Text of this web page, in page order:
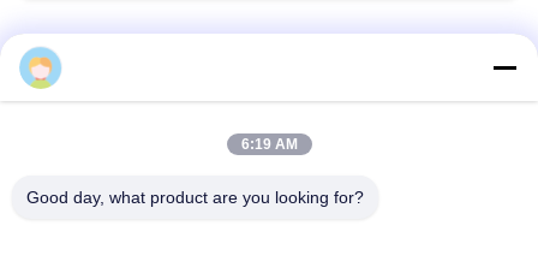
Alle
Klimatestkammer
6:19 AM
Good day, what product are you looking for?